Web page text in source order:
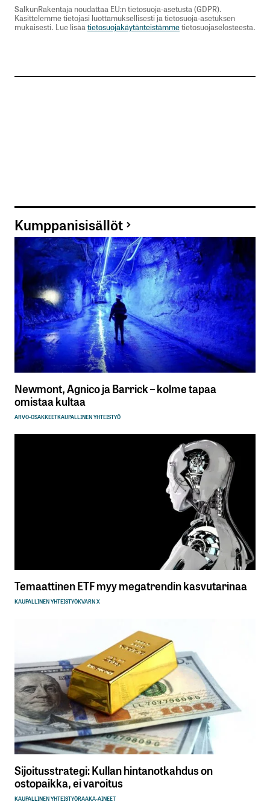
koulutettua priimus ainesta, tämä tyhmyys
paljastuisi ja muuttuisikin aika pian, meillä vain on
Sähköpostiosoitettasi ei julkaista.Pakolliset
kentät on merkitty*
Kommentti*
Nimesi tai nimimerkkisi*
Sähköpostiosoitteesi*
Tilaa SalkunRakentajan uutiskirje
SalkunRakentaja noudattaa EU:n tietosuoja-asetusta (GDPR).
Käsittelemme tietojasi luottamuksellisesti ja tietosuoja-asetuksen
mukaisesti. Lue lisäätietosuojakäytänteistämmetietosuojaselosteesta.
Kumppanisisällöt
Newmont, Agnico ja Barrick – kolme tapaa
omistaa kultaa
ARVO-OSAKKEETKAUPALLINEN YHTEISTYÖ
Temaattinen ETF myy megatrendin kasvutarinaa
KAUPALLINEN YHTEISTYÖKVARN X
Sijoitusstrategi: Kullan hintanotkahdus on
ostopaikka, ei varoitus
KAUPALLINEN YHTEISTYÖRAAKA-AINEET